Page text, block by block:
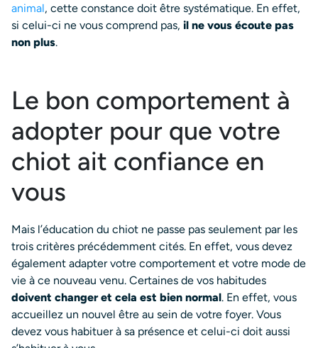
animal, cette constance doit être systématique. En effet,
si celui-ci ne vous comprend pas, il ne vous écoute pas
non plus.
Le bon comportement à
adopter pour que votre
chiot ait confiance en
vous
Mais l’éducation du chiot ne passe pas seulement par les
trois critères précédemment cités. En effet, vous devez
également adapter votre comportement et votre mode de
vie à ce nouveau venu. Certaines de vos habitudes
doivent changer et cela est bien normal. En effet, vous
accueillez un nouvel être au sein de votre foyer. Vous
devez vous habituer à sa présence et celui-ci doit aussi